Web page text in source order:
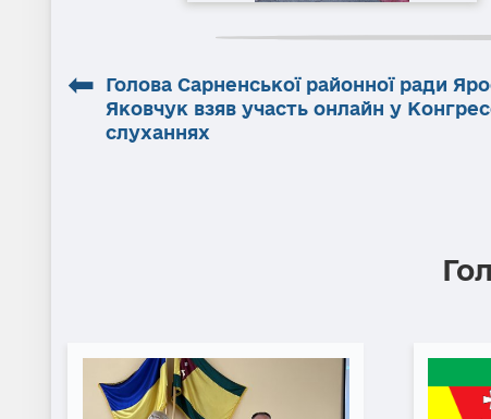
⬅
Голова Сарненської районної ради
Яковчук взяв участь онлайн у
слуханнях